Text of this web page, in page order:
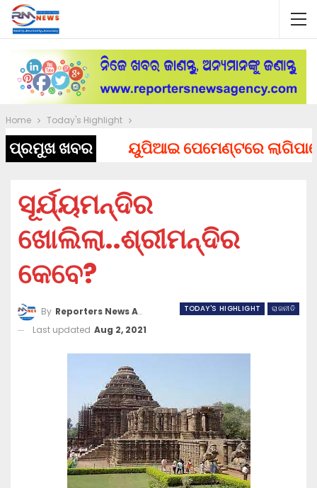
Home Today's Highlight
ପ୍ରମୁଖ ଖବର ୟୁପିଆଇ ପେମେଣ୍ଟରେ ଲାଗିପାରେ
ସୂର୍ଯ୍ୟମନ୍ଦିର
ଖୋଲିଲା..ଶ୍ରୀମନ୍ଦିର
କେବେ?
TODAY'S HIGHLIGHT ରାଜନୀତି
By Reporters News Agency
Last updated Aug 2, 2021